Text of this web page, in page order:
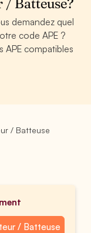
demandez quel
code APE ?
APE compatibles
/ Batteuse
/ Batteuse